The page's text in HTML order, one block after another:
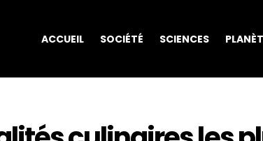
ACCUEIL SOCIÉTÉ SCIENCES